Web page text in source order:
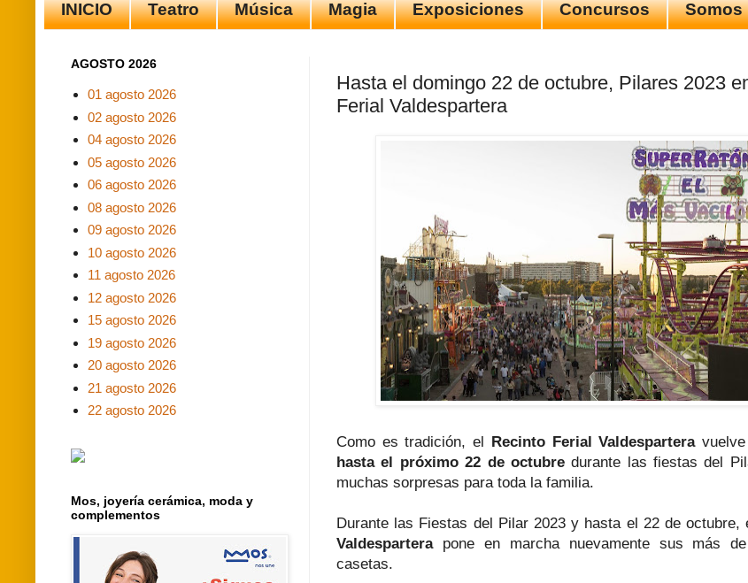
INICIO Teatro Música Magia Exposiciones Concursos Somos
Hasta el domingo 22 de octubre, Pilares 2023
Ferial Valdespartera
Como es tradición, el Recinto Ferial Valdesparteravuelve
hasta el próximo 22 de octubredurante las fiestas del
muchas sorpresas para toda la familia.
Durante las Fiestas del Pilar 2023 y hasta el 22 de octubre,
Valdesparterapone en marcha nuevamente sus más
casetas.
AGOSTO 2026
01 agosto 2026
02 agosto 2026
04 agosto 2026
05 agosto 2026
06 agosto 2026
08 agosto 2026
09 agosto 2026
10 agosto 2026
11 agosto 2026
12 agosto 2026
15 agosto 2026
19 agosto 2026
20 agosto 2026
21 agosto 2026
22 agosto 2026
Mos, joyería cerámica, moda y
complementos